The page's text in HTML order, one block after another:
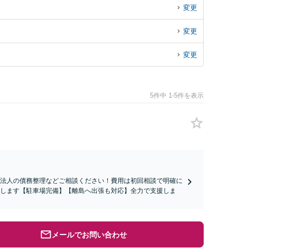
変更
変更
変更
5件中 1-5件を表示
人の債務整理などご相談ください！費用は初回相談で明確に
ます【駐車場完備】【離島へ出張も対応】全力で支援しま
メールでお問い合わせ